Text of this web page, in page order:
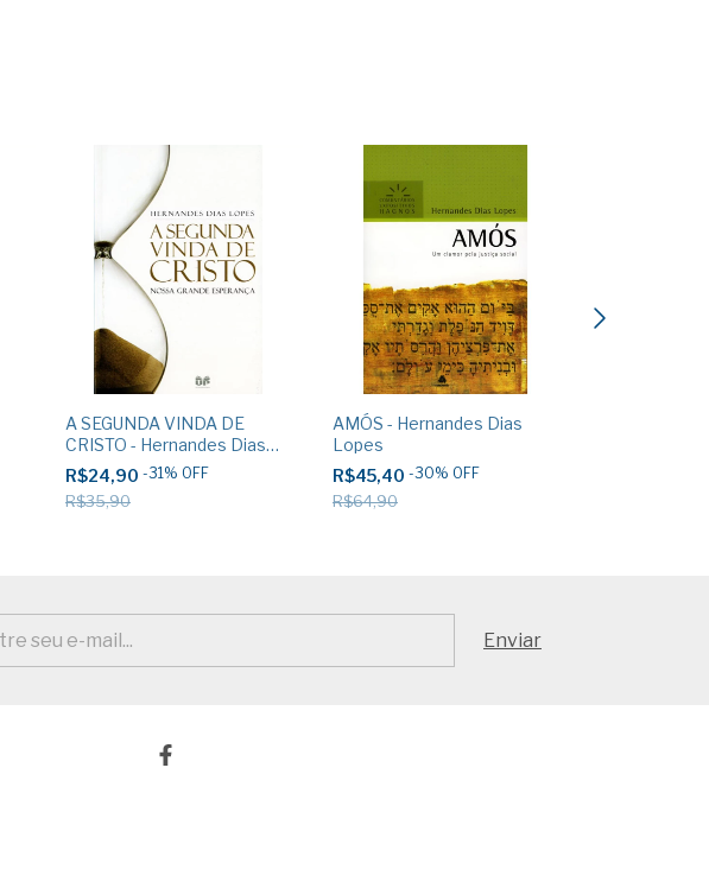
A SEGUNDA VINDA DE
CRISTO - Hernandes Dias
Lopes
R$24,90 -31% OFF
R$35,90
AMÓS - Hernandes Dias
Lopes
R$45,40 -30% OFF
R$64,90